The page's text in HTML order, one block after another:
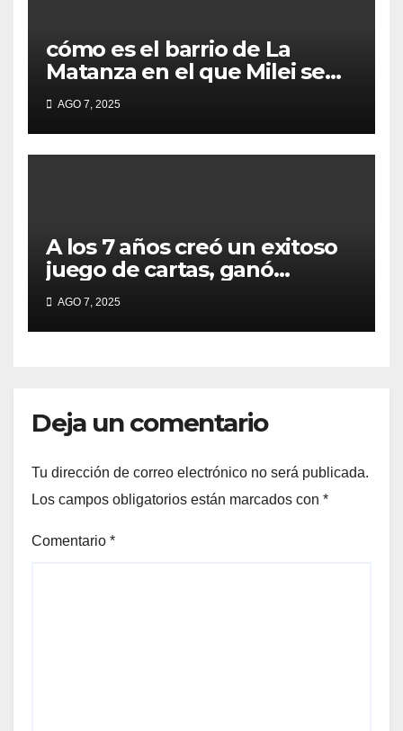
cómo es el barrio de La
Matanza en el que Milei se
sacó la foto de lanzamiento
de campaña en provincia de
Buenos Aires
AGO 7, 2025
A los 7 años creó un exitoso
juego de cartas, ganó
millones y ahora vendió la
idea para cumplir su sueño
AGO 7, 2025
Deja un comentario
Tu dirección de correo electrónico no será publicada.
Los campos obligatorios están marcados con *
Comentario *